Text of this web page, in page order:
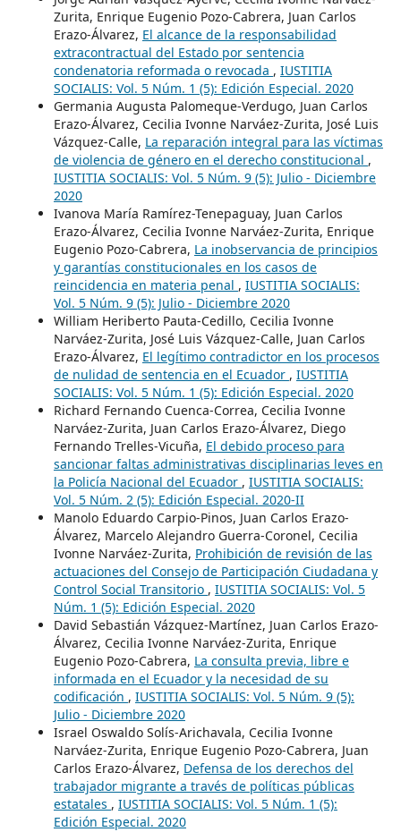
Zurita, Enrique Eugenio Pozo-Cabrera, Juan Carlos
Erazo-Álvarez, El alcance de la responsabilidad
extracontractual del Estado por sentencia
condenatoria reformada o revocada , IUSTITIA
SOCIALIS: Vol. 5 Núm. 1 (5): Edición Especial. 2020
Germania Augusta Palomeque-Verdugo, Juan Carlos
Erazo-Álvarez, Cecilia Ivonne Narváez-Zurita, José Luis
Vázquez-Calle, La reparación integral para las víctimas
de violencia de género en el derecho constitucional ,
IUSTITIA SOCIALIS: Vol. 5 Núm. 9 (5): Julio - Diciembre
2020
Ivanova María Ramírez-Tenepaguay, Juan Carlos
Erazo-Álvarez, Cecilia Ivonne Narváez-Zurita, Enrique
Eugenio Pozo-Cabrera, La inobservancia de principios
y garantías constitucionales en los casos de
reincidencia en materia penal , IUSTITIA SOCIALIS:
Vol. 5 Núm. 9 (5): Julio - Diciembre 2020
William Heriberto Pauta-Cedillo, Cecilia Ivonne
Narváez-Zurita, José Luis Vázquez-Calle, Juan Carlos
Erazo-Álvarez, El legítimo contradictor en los procesos
de nulidad de sentencia en el Ecuador , IUSTITIA
SOCIALIS: Vol. 5 Núm. 1 (5): Edición Especial. 2020
Richard Fernando Cuenca-Correa, Cecilia Ivonne
Narváez-Zurita, Juan Carlos Erazo-Álvarez, Diego
Fernando Trelles-Vicuña, El debido proceso para
sancionar faltas administrativas disciplinarias leves en
la Policía Nacional del Ecuador , IUSTITIA SOCIALIS:
Vol. 5 Núm. 2 (5): Edición Especial. 2020-II
Manolo Eduardo Carpio-Pinos, Juan Carlos Erazo-
Álvarez, Marcelo Alejandro Guerra-Coronel, Cecilia
Ivonne Narváez-Zurita, Prohibición de revisión de las
actuaciones del Consejo de Participación Ciudadana y
Control Social Transitorio , IUSTITIA SOCIALIS: Vol. 5
Núm. 1 (5): Edición Especial. 2020
David Sebastián Vázquez-Martínez, Juan Carlos Erazo-
Álvarez, Cecilia Ivonne Narváez-Zurita, Enrique
Eugenio Pozo-Cabrera, La consulta previa, libre e
informada en el Ecuador y la necesidad de su
codificación , IUSTITIA SOCIALIS: Vol. 5 Núm. 9 (5):
Julio - Diciembre 2020
Israel Oswaldo Solís-Arichavala, Cecilia Ivonne
Narváez-Zurita, Enrique Eugenio Pozo-Cabrera, Juan
Carlos Erazo-Álvarez, Defensa de los derechos del
trabajador migrante a través de políticas públicas
estatales , IUSTITIA SOCIALIS: Vol. 5 Núm. 1 (5):
Edición Especial. 2020